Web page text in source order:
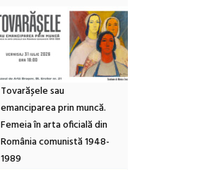
Tovarășele sau
emanciparea prin muncă.
Femeia în arta oficială din
România comunistă 1948-
1989